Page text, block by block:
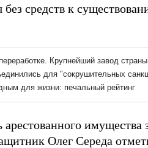
без средств к
арестованного
Олег Середа